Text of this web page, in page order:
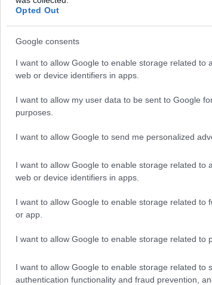
Opted Out
Google consents
I want to allow Google to enable storage related to
web or device identifiers in apps.
I want to allow my user data to be sent to Google
purposes.
I want to allow Google to send me personalized
I want to allow Google to enable storage related to
web or device identifiers in apps.
I want to allow Google to enable storage related to
or app.
I want to allow Google to enable storage related to
I want to allow Google to enable storage related to
authentication functionality and fraud prevention,
mértékben béna karakterekhez sikerült olyan
belőlük valamit. Will Arnett és Beau Bridges
az, aki miatt nem utáltam az egészet. Isten tudja
a fingós viccek kereszttüzébe kényszerített anya-
állhatom ezt a bunkó humort, pláne nem a kereskedelmi